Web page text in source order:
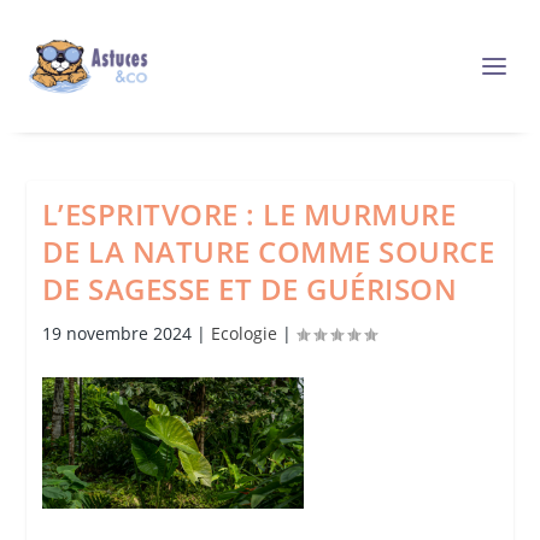
L’ESPRITVORE : LE MURMURE
DE LA NATURE COMME SOURCE
DE SAGESSE ET DE GUÉRISON
19 novembre 2024| Ecologie |